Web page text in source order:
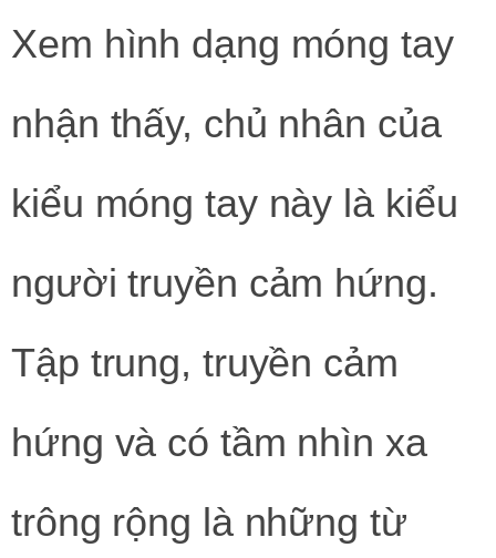
Xem hình dạng móng tay
nhận thấy, chủ nhân của
kiểu móng tay này là kiểu
người truyền cảm hứng.
Tập trung, truyền cảm
hứng và có tầm nhìn xa
trông rộng là những từ